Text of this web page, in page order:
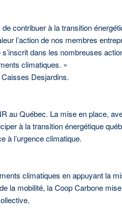
contribuer à la transition
l’action de nos membres
dans les nombreuses
climatiques. »
Desjardins.
au Québec. La mise en place,
à la transition énergétique
à l’urgence climatique.
climatiques en appuyant la
la mobilité, la Coop Carbone